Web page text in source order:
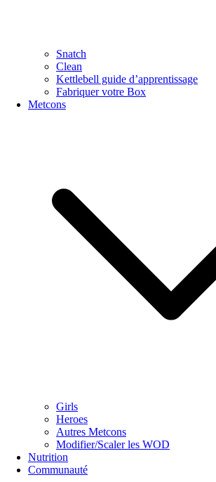
Snatch
Clean
Kettlebell guide d’apprentissage
Fabriquer votre Box
Metcons
Girls
Heroes
Autres Metcons
Modifier/Scaler les WOD
Nutrition
Communauté